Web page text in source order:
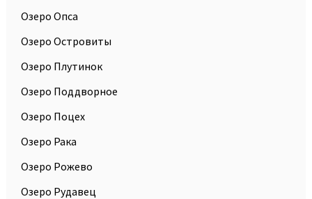
Озеро Опса
Озеро Островиты
Озеро Плутинок
Озеро Поддворное
Озеро Поцех
Озеро Рака
Озеро Рожево
Озеро Рудавец